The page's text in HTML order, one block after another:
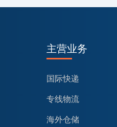
主营业务
国际快递
专线物流
海外仓储